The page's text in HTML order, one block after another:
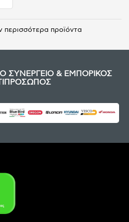
περισσότερα προϊόντα
ΣΥΝΕΡΓΕΙΟ & ΕΜΠΟΡΙΚΟΣ